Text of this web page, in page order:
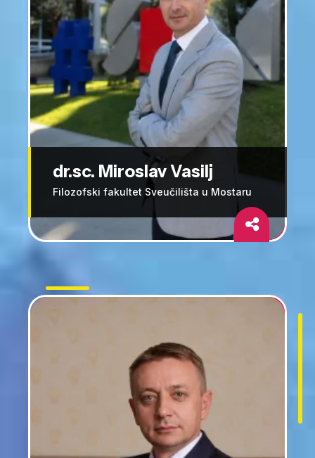
dr.sc. Miroslav Vasilj
Filozofski fakultet Sveučilišta u Mostaru